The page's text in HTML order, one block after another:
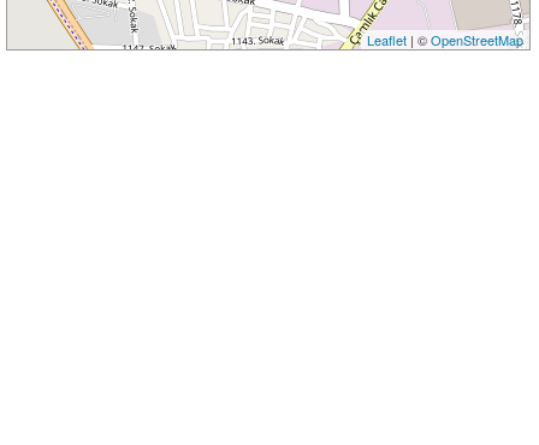
Leaflet| ©OpenStreetMap